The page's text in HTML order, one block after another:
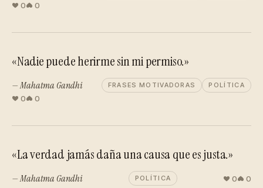
0 0
«Nadie puede herirme sin mi permiso.»
— Mahatma Gandhi FRASES MOTIVADORAS POLÍTICA
0 0
«La verdad jamás daña una causa que es justa.»
— Mahatma Gandhi POLÍTICA 0 0